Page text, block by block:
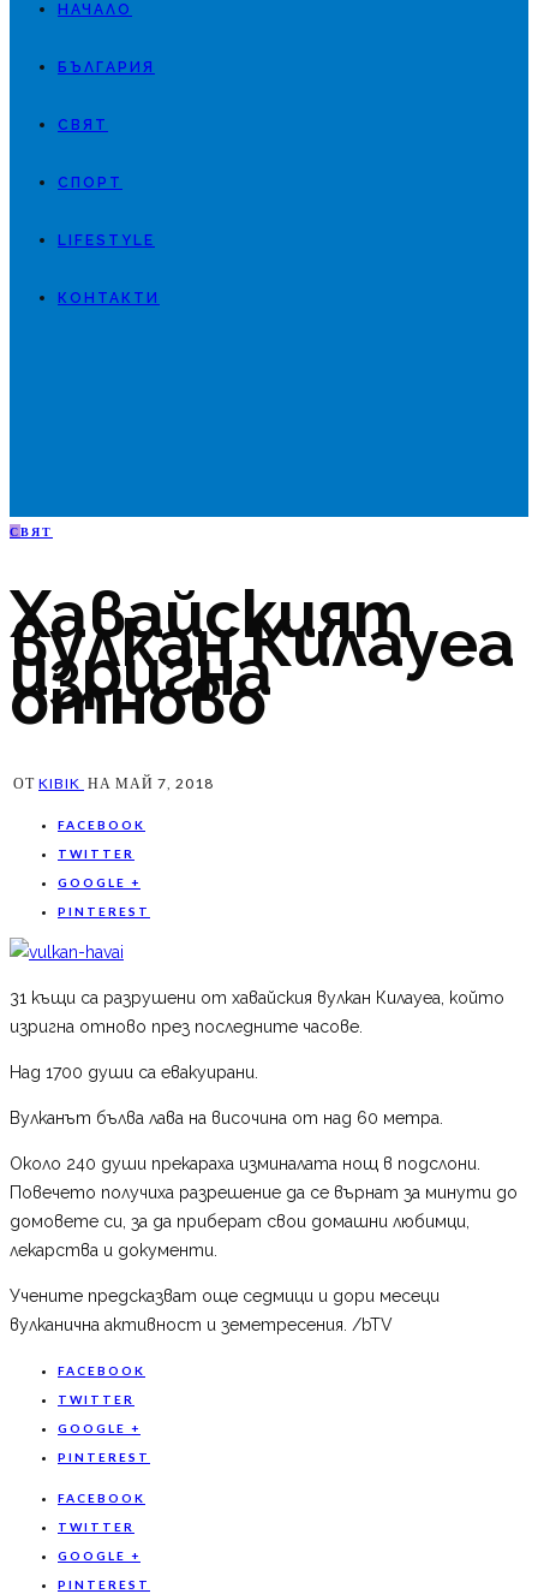
НАЧАЛО
БЪЛГАРИЯ
СВЯТ
СПОРТ
LIFESTYLE
КОНТАКТИ
СВЯТ
Хавайският
вулкан Килауеа
изригна
отново
ОТ KIBIK НА МАЙ 7, 2018
FACEBOOK
TWITTER
GOOGLE +
PINTEREST
31 къщи са разрушени от хавайския вулкан Килауеа, който
изригна отново през последните часове.
Над 1700 души са евакуирани.
Вулканът бълва лава на височина от над 60 метра.
Около 240 души прекараха изминалата нощ в подслони.
Повечето получиха разрешение да се върнат за минути до
домовете си, за да приберат свои домашни любимци,
лекарства и документи.
Учените предсказват още седмици и дори месеци
вулканична активност и земетресения. /bTV
FACEBOOK
TWITTER
GOOGLE +
PINTEREST
FACEBOOK
TWITTER
GOOGLE +
PINTEREST